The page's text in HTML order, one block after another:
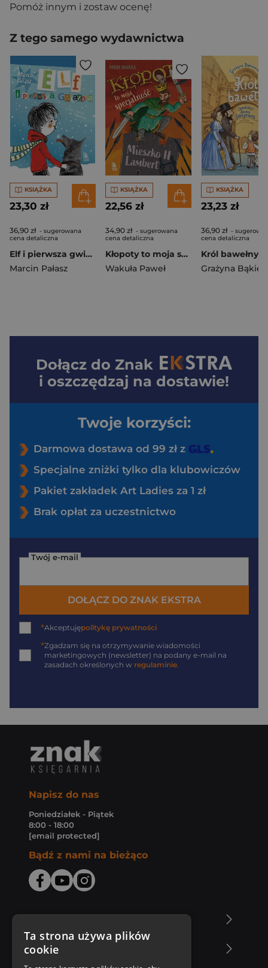
Pomóż innym i zostaw ocenę!
Z tego samego wydawnictwa
KSIĄŻKA
23,30 zł
36,90 zł - sugerowana
cena detaliczna
Elf i pierwsza gwiazdka
Marcin Pałasz
KSIĄŻKA
22,56 zł
34,90 zł - sugerowana
cena detaliczna
Kłopoty to moja specjalność. Mieszko II Lambert. A to historia
Wakuła Paweł
KSIĄŻKA
23,23 zł
36,90 zł -
cena detaliczna
Król bawełny.
Grażyna
Dołącz do Znak
i oszczędzaj na dostawie!
Twoje korzyści:
Darmowa dostawa od 99 zł z
Specjalne zniżki tylko dla klubowiczów
Pakiet zakładek Art Ladies za 1 zł
Brak opłat za uczestnictwo
Twój e-mail
DOŁĄCZ DO ZNAK EKSTRA
*Akceptujępolitykę prywatności
*Zgadzam się na otrzymywanie wiadomości
marketingowych (newsletter) na podany e-mail na
zasadach określonych w regulaminie
Napisz do nas
Poniedziałek - Piątek
8:00 - 18:00
[email protected]
Bądź z nami na bieżąco
Zakupy u nas
Ta strona używa plików
cookie